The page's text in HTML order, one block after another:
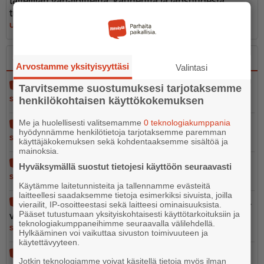
tuttuja kesätuokioita
UUTISET
Näsin hammashuolto
SANO SE 10.8.2026 13.33
Perustettava saaristoneuvosto on tärkeä uudistus
SANO SE 10.8.2026 13.09
Onpa merkillistä
SANO SE
Pelastustoimen merellinen valmius osa kokonais­tur­
val­li­suutta
SANO SE 5.8.2026 13.02
Arvostamme yksityisyyttäsi Valintasi
Tarvitsemme suostumuksesi tarjotaksemme
henkilökohtaisen käyttökokemuksen
Me ja huolellisesti valitsemamme0 teknologiakumppania
hyödynnämme henkilötietoja tarjotaksemme paremman
käyttäjäkokemuksen sekä kohdentaaksemme sisältöä ja
mainoksia.
Hyväksymällä suostut tietojesi käyttöön seuraavasti
Käytämme laitetunnisteita ja tallennamme evästeitä
laitteellesi saadaksemme tietoja esimerkiksi sivuista, joilla
vierailit, IP-osoitteestasi sekä laitteesi ominaisuuksista.
Pääset tutustumaan yksityiskohtaisesti käyttötarkoituksiin ja
teknologiakumppaneihimme seuraavalla välilehdellä.
Hylkääminen voi vaikuttaa sivuston toimivuuteen ja
käytettävyyteen.
Jotkin teknologiamme voivat käsitellä tietoja myös ilman